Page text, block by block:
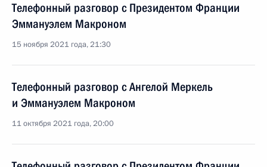
Телефонный разговор с Президентом Франции
Эммануэлем Макроном
15 ноября 2021 года, 21:30
Телефонный разговор с Ангелой Меркель
и Эммануэлем Макроном
11 октября 2021 года, 20:00